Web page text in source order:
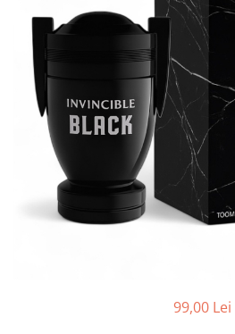
Parfumuri de SEARA
Parfumuri de VARA
Parfumuri de IARNA
French Avenue
Grandeur Elite
Jenny Glow
Khalis
Lattafa
Lattafa Pride
Louis Varel
Maison Alhambra
99,00 Lei